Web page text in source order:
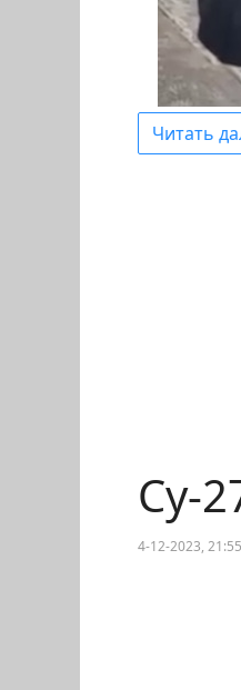
Читать
Су-
4-12-2023,